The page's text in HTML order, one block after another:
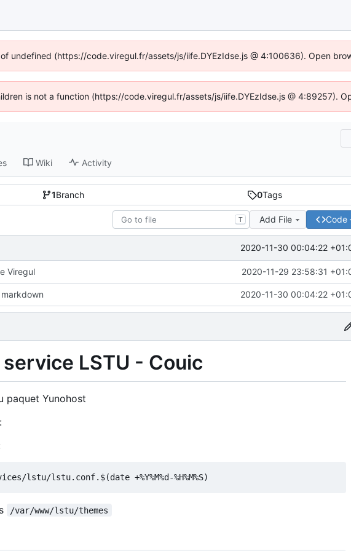
undefined (https://code.viregul.fr/assets/js/iife.DYEzIdse.js @ 4:100636). Open
is not a function (https://code.viregul.fr/assets/js/iife.DYEzIdse.js @ 4:89257).
Wiki Activity
1Branch 0Tags
T Add File Code
2020-11-30 00:04:22
Viregul 2020-11-29 23:58:31
2020-11-30 00:04:22
LSTU - Couic
paquet Yunohost
/var/www/lstu/themes